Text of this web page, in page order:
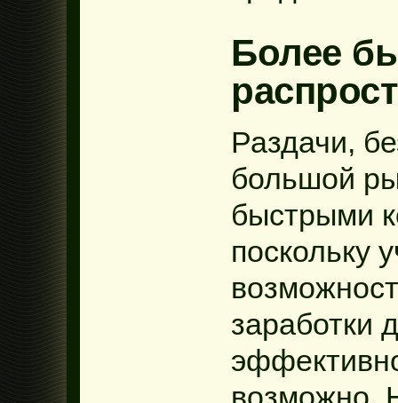
Более
Раздачи,
большой
быстрыми
поскольку
заработки